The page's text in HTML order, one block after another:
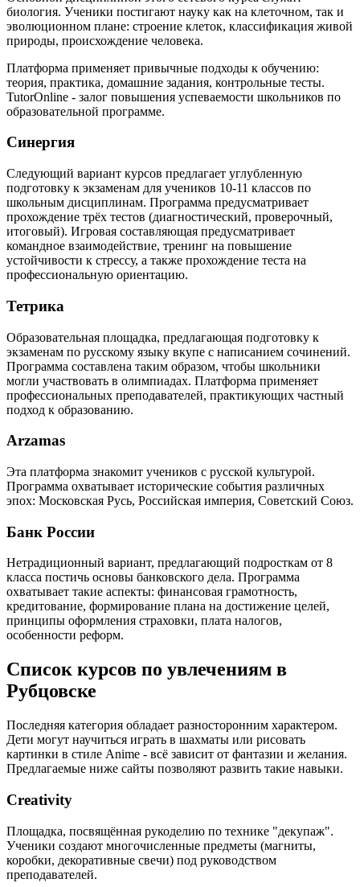
биология. Ученики постигают науку как на клеточном, так и
эволюционном плане: строение клеток, классификация живой
природы, происхождение человека.
Платформа применяет привычные подходы к обучению:
теория, практика, домашние задания, контрольные тесты.
TutorOnline - залог повышения успеваемости школьников по
образовательной программе.
Синергия
Следующий вариант курсов предлагает углубленную
подготовку к экзаменам для учеников 10-11 классов по
школьным дисциплинам. Программа предусматривает
прохождение трёх тестов (диагностический, проверочный,
итоговый). Игровая составляющая предусматривает
командное взаимодействие, тренинг на повышение
устойчивости к стрессу, а также прохождение теста на
профессиональную ориентацию.
Тетрика
Образовательная площадка, предлагающая подготовку к
экзаменам по русскому языку вкупе с написанием сочинений.
Программа составлена таким образом, чтобы школьники
могли участвовать в олимпиадах. Платформа применяет
профессиональных преподавателей, практикующих частный
подход к образованию.
Arzamas
Эта платформа знакомит учеников с русской культурой.
Программа охватывает исторические события различных
эпох: Московская Русь, Российская империя, Советский Союз.
Банк России
Нетрадиционный вариант, предлагающий подросткам от 8
класса постичь основы банковского дела. Программа
охватывает такие аспекты: финансовая грамотность,
кредитование, формирование плана на достижение целей,
принципы оформления страховки, плата налогов,
особенности реформ.
Список курсов по увлечениям в
Рубцовске
Последняя категория обладает разносторонним характером.
Дети могут научиться играть в шахматы или рисовать
картинки в стиле Anime - всё зависит от фантазии и желания.
Предлагаемые ниже сайты позволяют развить такие навыки.
Creativity
Площадка, посвящённая рукоделию по технике "декупаж".
Ученики создают многочисленные предметы (магниты,
коробки, декоративные свечи) под руководством
преподавателей.